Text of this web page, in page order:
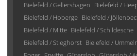
Bielefeld / Gellershagen Bielefeld /
Bielefeld / Hoberge Bielefeld /
Bielefeld / Mitte Bielefeld / Schildesche
Bielefeld / Stieghorst Bielefeld /